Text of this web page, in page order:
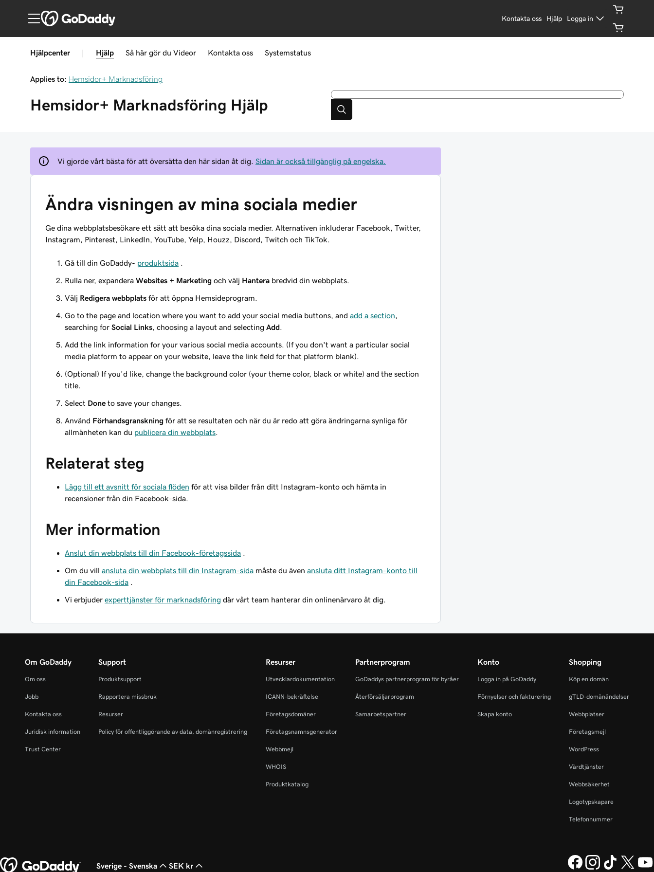
Kontakta oss Hjälp Logga in
Hjälpcenter Hjälp Så här gör du Videor Kontakta oss Systemstatus
Applies to: Hemsidor+ Marknadsföring
Hemsidor+ Marknadsföring Hjälp
Vi gjorde vårt bästa för att översätta den här sidan åt dig. Sidan är också tillgänglig på engelska.
Ändra visningen av mina sociala medier
Ge dina webbplatsbesökare ett sätt att besöka dina sociala medier. Alternativen inkluderar Facebook, Twitter,
Instagram, Pinterest, LinkedIn, YouTube, Yelp, Houzz, Discord, Twitch och TikTok.
Gå till din GoDaddy- produktsida
Rulla ner, expandera Websites + Marketing och välj Hantera bredvid din webbplats.
Välj Redigera webbplats för att öppna Hemsideprogram.
Go to the page and location where you want to add your social media buttons, and add a section
searching for Social Links , choosing a layout and selecting Add
Add the link information for your various social media accounts. (If you don't want a particular social
media platform to appear on your website, leave the link field for that platform blank).
(Optional) If you'd like, change the background color (your theme color, black or white) and the section
title.
Select Done to save your changes.
Använd Förhandsgranskning för att se resultaten och när du är redo att göra ändringarna synliga för
allmänheten kan du publicera din webbplats
Relaterat steg
Lägg till ett avsnitt för sociala flöden för att visa bilder från ditt Instagram-konto och hämta in
recensioner från din Facebook-sida.
Mer information
Anslut din webbplats till din Facebook-företagssida
Om du vill ansluta din webbplats till din Instagram-sida måste du även ansluta ditt Instagram-konto till
din Facebook-sida
Vi erbjuder experttjänster för marknadsföring där vårt team hanterar din onlinenärvaro åt dig.
Om GoDaddy
Om oss
Jobb
Kontakta oss
Juridisk information
Trust Center
Support
Produktsupport
Rapportera missbruk
Resurser
Policy för offentliggörande av data, domänregistrering
Resurser
Utvecklardokumentation
ICANN-bekräftelse
Företagsdomäner
Företagsnamnsgenerator
Webbmejl
WHOIS
Produktkatalog
Partnerprogram
GoDaddys partnerprogram för byråer
Återförsäljarprogram
Samarbetspartner
Konto
Logga in på GoDaddy
Förnyelser och fakturering
Skapa konto
Shopping
Köp en domän
gTLD-domänändelser
Webbplatser
Företagsmejl
WordPress
Värdtjänster
Webbsäkerhet
Logotypskapare
Telefonnummer
Sverige - Svenska SEK kr